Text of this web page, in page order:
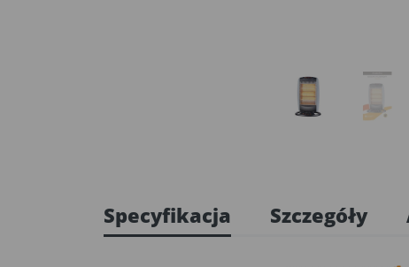
Specyfikacja Szczegóły